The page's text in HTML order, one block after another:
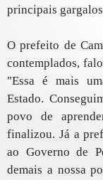
principais
O prefeito de
contemplados,
"Essa é mais
Estado.
povo de
finalizou. Já a
ao Governo de
demais a nossa